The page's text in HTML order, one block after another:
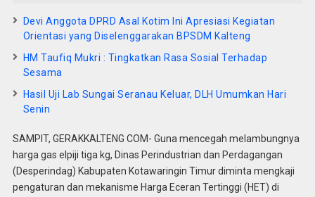
Devi Anggota DPRD Asal Kotim Ini Apresiasi Kegiatan
Orientasi yang Diselenggarakan BPSDM Kalteng
HM Taufiq Mukri : Tingkatkan Rasa Sosial Terhadap
Sesama
Hasil Uji Lab Sungai Seranau Keluar, DLH Umumkan Hari
Senin
SAMPIT, GERAKKALTENG COM- Guna mencegah melambungnya
harga gas elpiji tiga kg, Dinas Perindustrian dan Perdagangan
(Desperindag) Kabupaten Kotawaringin Timur diminta mengkaji
pengaturan dan mekanisme Harga Eceran Tertinggi (HET) di